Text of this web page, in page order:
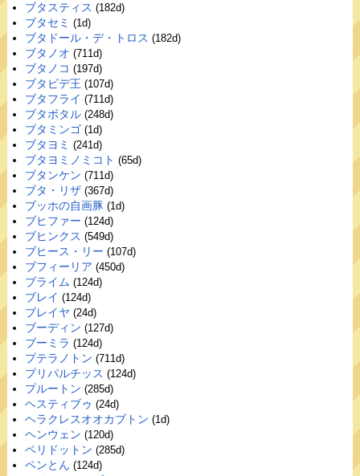
ブタスティス (182d)
ブタセミ (1d)
ブタドール・デ・トロス (182d)
ブタノオ (711d)
ブタノコ (197d)
ブタビデ王 (107d)
ブタフライ (711d)
ブタボタル(248d)
ブタミンゴ(1d)
ブタヨミ (241d)
ブタヨミノミコト (65d)
ブタンケン (711d)
ブタ・リザ(367d)
ブッホの自画豚(1d)
ブヒファー (124d)
ブヒンクス (549d)
ブヒース・リー (107d)
ブフィーリア (450d)
ブライム (124d)
ブレイ (124d)
ブレイヤ (24d)
ブーディン (127d)
ブーミラ (124d)
プテラノトン (711d)
プリパルチッス (124d)
プルートン (285d)
ヘスティブゥ (24d)
ヘラクレスオオカブトン (1d)
ヘンウェン (120d)
ペリドットン (285d)
ペンとん (124d)